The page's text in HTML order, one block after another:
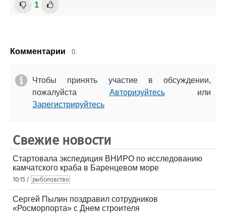
1
Комментарии 0.
Чтобы принять участие в обсуждении,
пожалуйста Авторизуйтесьили
Зарегистрируйтесь
Свежие новости
Стартовала экспедиция ВНИРО по исследованию
камчатского краба в Баренцевом море
10:15 / рыболовство
Сергей Пылин поздравил сотрудников
«Росморпорта» с Днем строителя